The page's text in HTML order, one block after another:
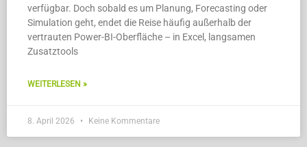
verfügbar. Doch sobald es um Planung, Forecasting oder
Simulation geht, endet die Reise häufig außerhalb der
vertrauten Power-BI-Oberfläche – in Excel, langsamen
Zusatztools
WEITERLESEN »
8. April 2026 Keine Kommentare